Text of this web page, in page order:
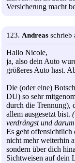
Versicherung macht
123. Andreas schrieb
Hallo Nicole,
ja, also dein Auto
größeres Auto hast.
Die (oder eine)
DU) so sehr
durch die Trennung),
allem ausgesetzt bist.
verdrängst und
Es geht offensichtlich
nicht mehr weiterhin
sondern über dich
Sichtweisen auf dein